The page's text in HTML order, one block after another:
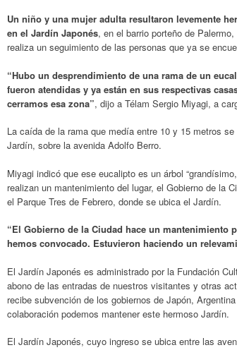
Un niño y una mujer adulta resultaron levemente
en el Jardín Japonés, en el barrio porteño de
realiza un seguimiento de las personas que ya se
“Hubo un desprendimiento de una rama de un
fueron atendidas y ya están en sus respectivas
cerramos esa zona”, dijo a Télam Sergio Miyagi, a
La caída de la rama que medía entre 10 y 15 metros
Jardín, sobre la avenida Adolfo Berro.
Miyagi indicó que ese eucalipto es un árbol
realizan un mantenimiento del lugar, el Gobierno de la
el Parque Tres de Febrero, donde se ubica el Jardín.
“El Gobierno de la Ciudad hace un
hemos convocado. Estuvieron haciendo un
El Jardín Japonés es administrado por la Fundación
abono de las entradas de nuestros visitantes y otras
recibe subvención de los gobiernos de Japón,
colaboración podemos mantener este hermoso Jardín.
El Jardín Japonés, cuyo ingreso se ubica entre las